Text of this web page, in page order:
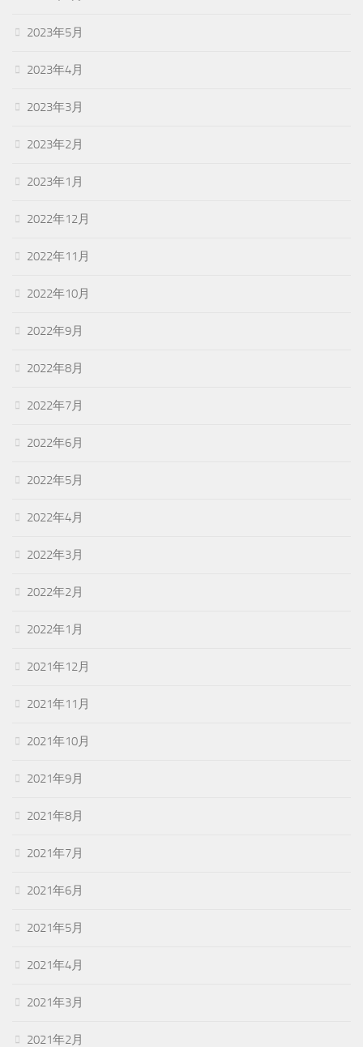
2023年5月
2023年4月
2023年3月
2023年2月
2023年1月
2022年12月
2022年11月
2022年10月
2022年9月
2022年8月
2022年7月
2022年6月
2022年5月
2022年4月
2022年3月
2022年2月
2022年1月
2021年12月
2021年11月
2021年10月
2021年9月
2021年8月
2021年7月
2021年6月
2021年5月
2021年4月
2021年3月
2021年2月